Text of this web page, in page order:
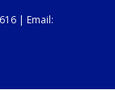
| Email: